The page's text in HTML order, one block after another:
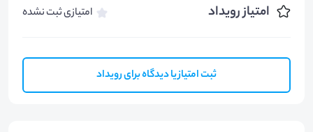
امتیاز رویداد امتیازی ثبت نشده
ثبت امتیاز یا دیدگاه برای رویداد